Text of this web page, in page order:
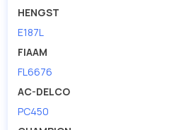
HENGST
E187L
FIAAM
FL6676
AC-DELCO
PC450